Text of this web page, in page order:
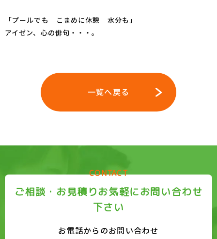
「プールでも こまめに休憩 水分も」
アイゼン、心の俳句・・・。
一覧へ戻る
CONTACT
ご相談・お見積りお気軽にお問い合わせ
下さい
お電話からのお問い合わせ